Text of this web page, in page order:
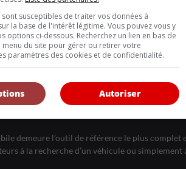
plus solides deviennent vulnérables
vous à l'infolettre.
demeure l’outil de référence le plus complet
à la recherche d’un véhicule ou simplement
susceptibles de traiter vos données à
la base de l'intérêt légitime. Vous pouvez vous y
options ci-dessous. Recherchez un lien en bas de
menu du site pour gérer ou retirer votre
paramètres des cookies et de confidentialité.
Autoriser